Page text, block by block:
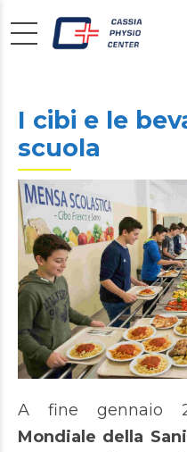
I cibi e le
scuola
A fine gennaio
Mondiale della